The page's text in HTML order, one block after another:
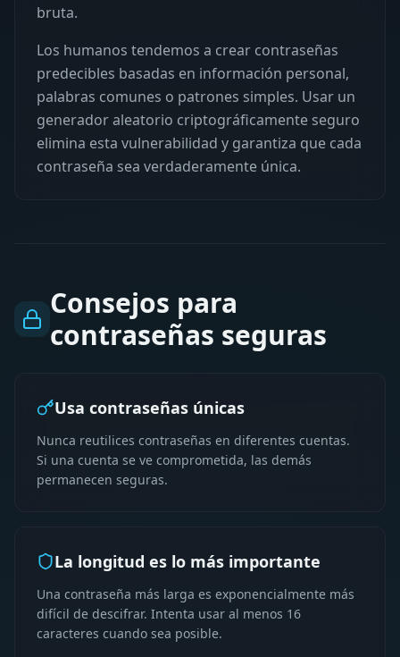
bruta.
Los humanos tendemos a crear contraseñas
predecibles basadas en información personal,
palabras comunes o patrones simples. Usar un
generador aleatorio criptográficamente seguro
elimina esta vulnerabilidad y garantiza que cada
contraseña sea verdaderamente única.
Consejos para
contraseñas seguras
Usa contraseñas únicas
Nunca reutilices contraseñas en diferentes cuentas.
Si una cuenta se ve comprometida, las demás
permanecen seguras.
La longitud es lo más importante
Una contraseña más larga es exponencialmente más
difícil de descifrar. Intenta usar al menos 16
caracteres cuando sea posible.